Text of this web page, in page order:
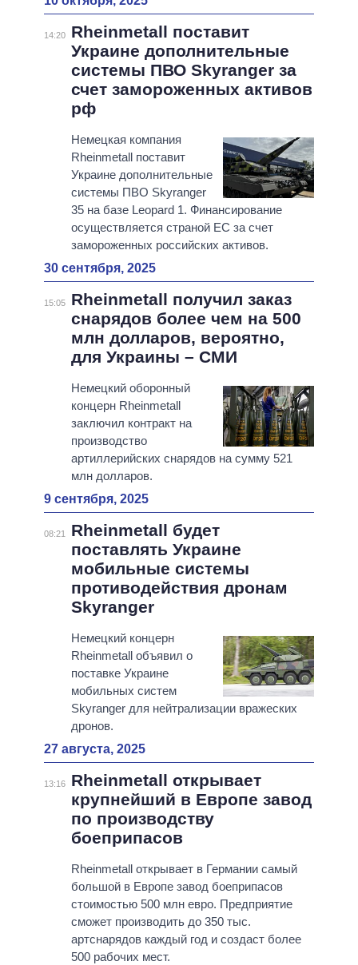
14:20
Rheinmetall поставит
Украине дополнительные
системы ПВО Skyranger за
счет замороженных активов
рф
Немецкая компания
Rheinmetall поставит
Украине дополнительные
системы ПВО Skyranger
35 на базе Leopard 1. Финансирование
осуществляется страной ЕС за счет
замороженных российских активов.
30 сентября, 2025
15:05
Rheinmetall получил заказ
снарядов более чем на 500
млн долларов, вероятно,
для Украины – СМИ
Немецкий оборонный
концерн Rheinmetall
заключил контракт на
производство
артиллерийских снарядов на сумму 521
млн долларов.
9 сентября, 2025
08:21
Rheinmetall будет
поставлять Украине
мобильные системы
противодействия дронам
Skyranger
Немецкий концерн
Rheinmetall объявил о
поставке Украине
мобильных систем
Skyranger для нейтрализации вражеских
дронов.
27 августа, 2025
13:16
Rheinmetall открывает
крупнейший в Европе завод
по производству
боеприпасов
Rheinmetall открывает в Германии самый
большой в Европе завод боеприпасов
стоимостью 500 млн евро. Предприятие
сможет производить до 350 тыс.
артснарядов каждый год и создаст более
500 рабочих мест.